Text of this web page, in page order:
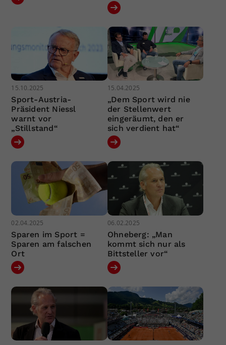
15.10.2025
Sport-Austria-
Präsident Niessl
warnt vor
„Stillstand“
15.04.2025
„Dem Sport wird nie
der Stellenwert
eingeräumt, den er
sich verdient hat“
02.04.2025
Sparen im Sport =
Sparen am falschen
Ort
06.02.2025
Ohneberg: „Man
kommt sich nur als
Bittsteller vor“